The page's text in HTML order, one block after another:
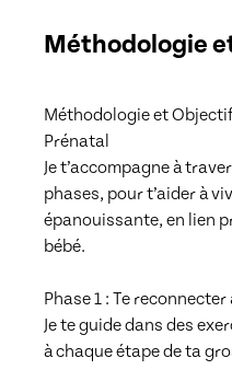
Méthodologie
Méthodologie et
Prénatal
Je t’accompagne à
phases, pour t’aider à
épanouissante, en lien
bébé.
Phase 1 : Te
Je te guide dans des
à chaque étape de ta